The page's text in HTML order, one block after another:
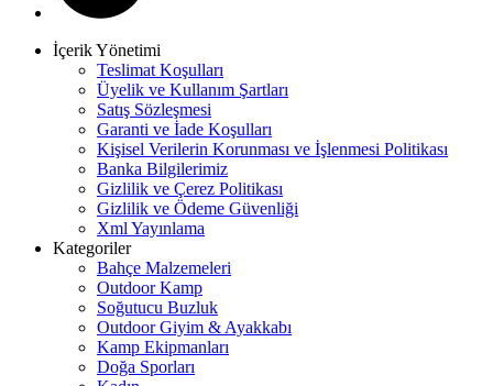
İçerik Yönetimi
Teslimat Koşulları
Üyelik ve Kullanım Şartları
Satış Sözleşmesi
Garanti ve İade Koşulları
Kişisel Verilerin Korunması ve İşlenmesi Politikası
Banka Bilgilerimiz
Gizlilik ve Çerez Politikası
Gizlilik ve Ödeme Güvenliği
Xml Yayınlama
Kategoriler
Bahçe Malzemeleri
Outdoor Kamp
Soğutucu Buzluk
Outdoor Giyim & Ayakkabı
Kamp Ekipmanları
Doğa Sporları